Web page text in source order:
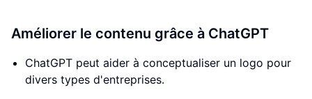
Améliorer le contenu grâce à ChatGPT
ChatGPT peut aider à conceptualiser un logo pour
divers types d'entreprises.